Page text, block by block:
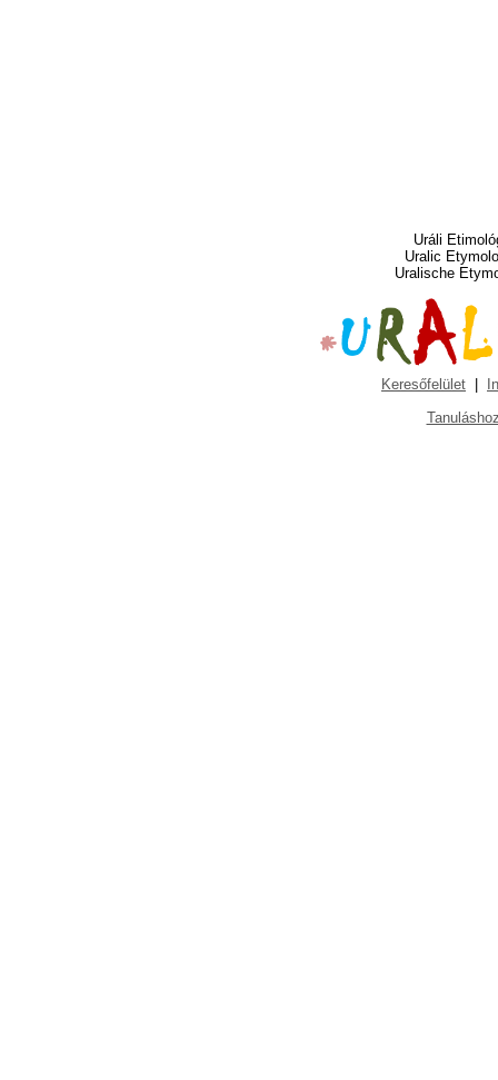
Uráli
Uralic
Uralische
Keresőfelület